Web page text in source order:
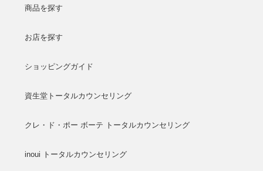
商品を探す
お店を探す
ショッピングガイド
資生堂トータルカウンセリング
クレ・ド・ポー ボーテ トータルカウンセリング
inoui トータルカウンセリング